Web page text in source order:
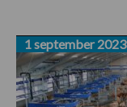
1 september 2023